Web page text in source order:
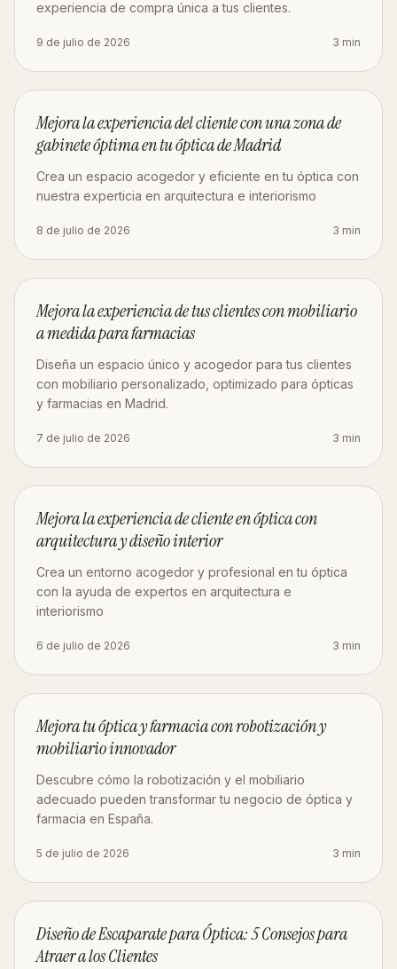
experiencia de compra única a tus clientes.
9 de julio de 2026 3 min
Mejora la experiencia del cliente con una zona de
gabinete óptima en tu óptica de Madrid
Crea un espacio acogedor y eficiente en tu óptica con
nuestra experticia en arquitectura e interiorismo
8 de julio de 2026 3 min
Mejora la experiencia de tus clientes con mobiliario
a medida para farmacias
Diseña un espacio único y acogedor para tus clientes
con mobiliario personalizado, optimizado para ópticas
y farmacias en Madrid.
7 de julio de 2026 3 min
Mejora la experiencia de cliente en óptica con
arquitectura y diseño interior
Crea un entorno acogedor y profesional en tu óptica
con la ayuda de expertos en arquitectura e
interiorismo
6 de julio de 2026 3 min
Mejora tu óptica y farmacia con robotización y
mobiliario innovador
Descubre cómo la robotización y el mobiliario
adecuado pueden transformar tu negocio de óptica y
farmacia en España.
5 de julio de 2026 3 min
Diseño de Escaparate para Óptica: 5 Consejos para
Atraer a los Clientes